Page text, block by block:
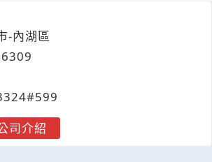
-內湖區
司介紹